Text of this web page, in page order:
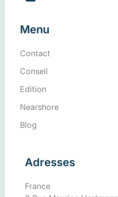
Menu
Contact
Conseil
Edition
Nearshore
Blog
Adresses
France